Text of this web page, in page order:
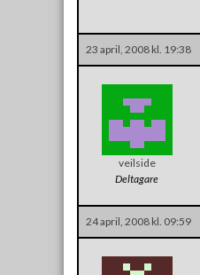
23 april, 2008 kl. 19:38
veilside
Deltagare
24 april, 2008 kl. 09:59